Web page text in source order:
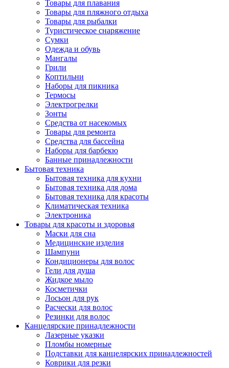
Товары для плавания
Товары для пляжного отдыха
Товары для рыбалки
Туристическое снаряжение
Сумки
Одежда и обувь
Мангалы
Грили
Коптильни
Наборы для пикника
Термосы
Электрогрелки
Зонты
Средства от насекомых
Товары для ремонта
Средства для бассейна
Наборы для барбекю
Банные принадлежности
Бытовая техника
Бытовая техника для кухни
Бытовая техника для дома
Бытовая техника для красоты
Климатическая техника
Электроника
Товары для красоты и здоровья
Маски для сна
Медицинские изделия
Шампуни
Кондиционеры для волос
Гели для душа
Жидкое мыло
Косметички
Лосьон для рук
Расчески для волос
Резинки для волос
Канцелярские принадлежности
Лазерные указки
Пломбы номерные
Подставки для канцелярских принадлежностей
Коврики для резки